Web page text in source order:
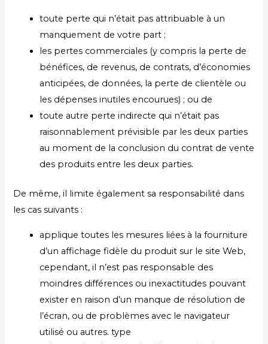
toute perte qui n’était pas attribuable à un
manquement de votre part ;
les pertes commerciales (y compris la perte de
bénéfices, de revenus, de contrats, d’économies
anticipées, de données, la perte de clientèle ou
les dépenses inutiles encourues) ; ou de
toute autre perte indirecte qui n’était pas
raisonnablement prévisible par les deux parties
au moment de la conclusion du contrat de vente
des produits entre les deux parties.
De même, il limite également sa responsabilité dans
les cas suivants :
applique toutes les mesures liées à la fourniture
d’un affichage fidèle du produit sur le site Web,
cependant, il n’est pas responsable des
moindres différences ou inexactitudes pouvant
exister en raison d’un manque de résolution de
l’écran, ou de problèmes avec le navigateur
utilisé ou autres. type